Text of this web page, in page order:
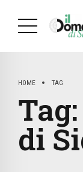
HOME TAG
Tag:
di